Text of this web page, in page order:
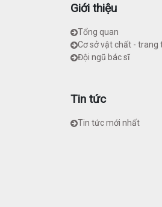
Giới thiệu
Tổng quan
Cơ sở vật chất - trang
Đội ngũ bác sĩ
Tin tức
Tin tức mới nhất